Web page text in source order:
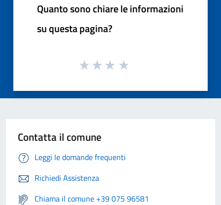
Quanto sono chiare le informazioni
su questa pagina?
Contatta il comune
Leggi le domande frequenti
Richiedi Assistenza
Chiama il comune +39 075 96581